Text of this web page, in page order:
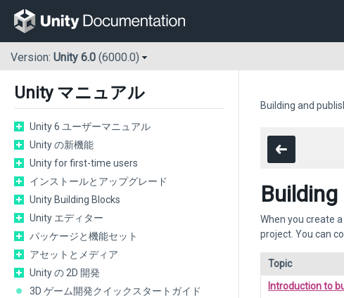
Version: Unity 6.0 (6000.0)
Unity マニュアル
Unity 6 ユーザーマニュアル
Unity の新機能
Unity for first-time users
インストールとアップグレード
Unity Building Blocks
Unity エディター
パッケージと機能セット
アセットとメディア
Unity の 2D 開発
3D ゲーム開発クイックスタートガイド
Building and
When you create
project. You can
Topic
Introduction to